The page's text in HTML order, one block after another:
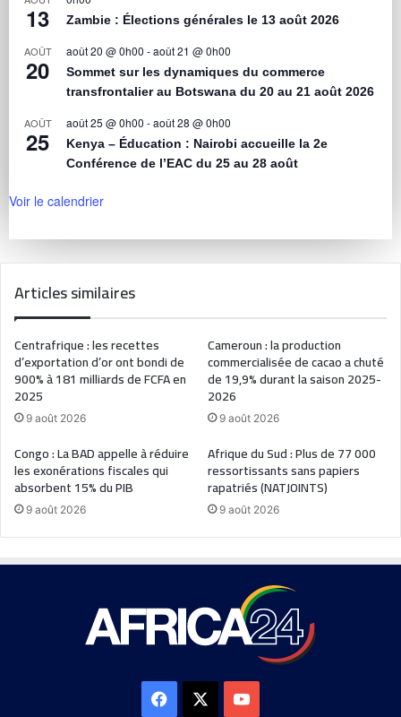
13 Zambie : Élections générales le 13 août 2026
AOÛT
20
août 20 @ 0h00 -août 21 @ 0h00
Sommet sur les dynamiques du commerce
transfrontalier au Botswana du 20 au 21 août 2026
AOÛT
25
août 25 @ 0h00 -août 28 @ 0h00
Kenya – Éducation : Nairobi accueille la 2e
Conférence de l’EAC du 25 au 28 août
Voir le calendrier
Articles similaires
Centrafrique : les recettes
d’exportation d’or ont bondi de
900% à 181 milliards de FCFA en
2025
9 août 2026
Cameroun : la production
commercialisée de cacao a chuté
de 19,9% durant la saison 2025-
2026
9 août 2026
Congo : La BAD appelle à réduire
les exonérations fiscales qui
absorbent 15% du PIB
9 août 2026
Afrique du Sud : Plus de 77 000
ressortissants sans papiers
rapatriés (NATJOINTS)
9 août 2026